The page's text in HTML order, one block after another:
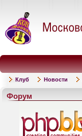
Клуб Новости
Форум